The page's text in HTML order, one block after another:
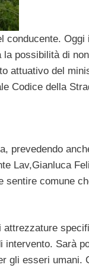
conducente. Oggi
la possibilità di
attuativo del
Codice della
prevedendo
Lav,Gianluca
sentire comune
attrezzature
intervento. Sarà
gli esseri umani.